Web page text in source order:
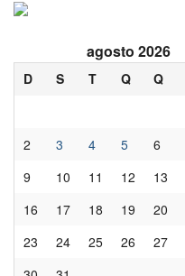
agosto 2026
D S T Q Q
2
3 4 5 6
9
10 11 12 13
16
17 18 19 20
23
24 25 26 27